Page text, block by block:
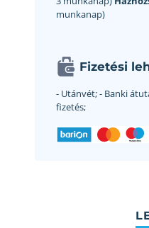
munkanap)
Fizetési
- Utánvét;- Banki
fizetés;